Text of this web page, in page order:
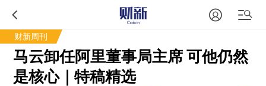
财新周刊
马云卸任阿里董事局主席 可他仍然
是核心｜特稿精选